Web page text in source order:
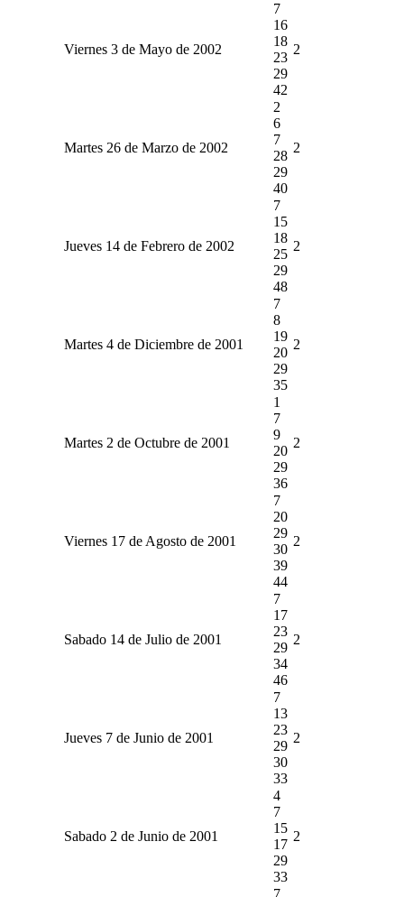
Viernes 3 de Mayo de 2002
7
16
18
23
29
42
2
Martes 26 de Marzo de 2002
2
6
7
28
29
40
2
Jueves 14 de Febrero de 2002
7
15
18
25
29
48
2
Martes 4 de Diciembre de 2001
7
8
19
20
29
35
2
Martes 2 de Octubre de 2001
1
7
9
20
29
36
2
Viernes 17 de Agosto de 2001
7
20
29
30
39
44
2
Sabado 14 de Julio de 2001
7
17
23
29
34
46
2
Jueves 7 de Junio de 2001
7
13
23
29
30
33
2
Sabado 2 de Junio de 2001
4
7
15
17
29
33
2
7